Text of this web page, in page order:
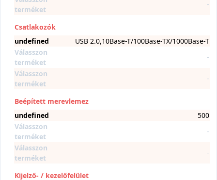
terméket
-
Csatlakozók
undefined
USB 2.0,10Base-T/100Base-TX/1000Base-T
Válasszon
terméket
-
Válasszon
terméket
-
Beépített merevlemez
undefined
500
Válasszon
terméket
-
Válasszon
terméket
-
Kijelző- / kezelőfelület